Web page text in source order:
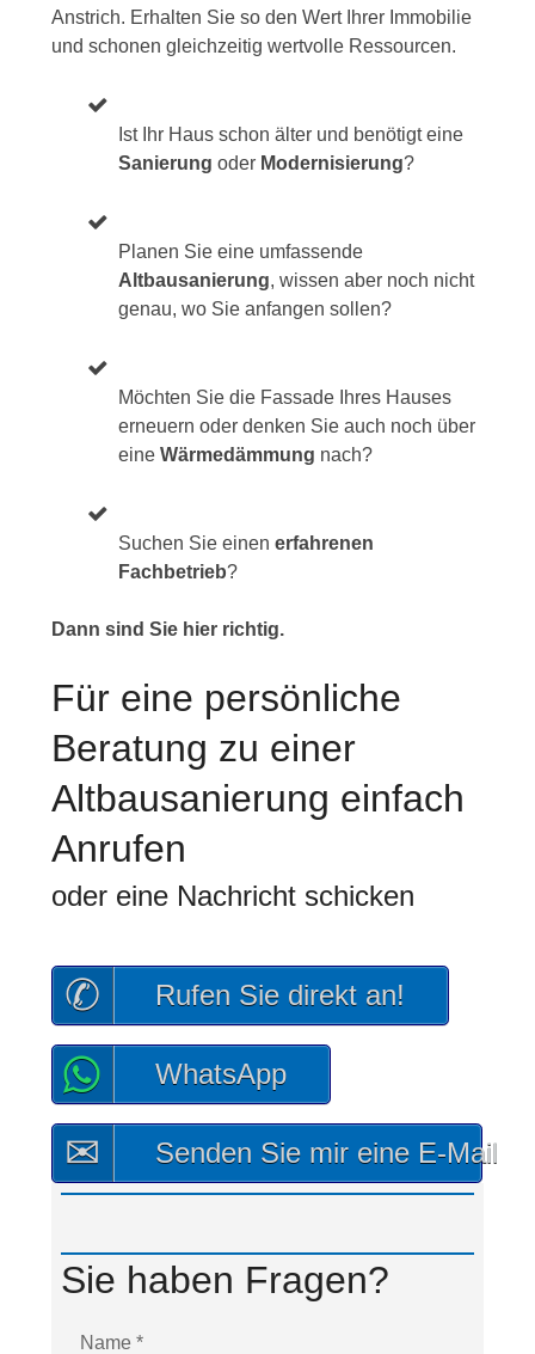
Anstrich. Erhalten Sie so den Wert Ihrer Immobilie
und schonen gleichzeitig wertvolle Ressourcen.
Ist Ihr Haus schon älter und benötigt eine
Sanierung oder Modernisierung?
Planen Sie eine umfassende
Altbausanierung, wissen aber noch nicht
genau, wo Sie anfangen sollen?
Möchten Sie die Fassade Ihres Hauses
erneuern oder denken Sie auch noch über
eineWärmedämmung nach?
Suchen Sie einenerfahrenen
Fachbetrieb?
Dann sind Sie hier richtig.
Für eine persönliche
Beratung zu einer
Altbausanierung einfach
Anrufen
oder eine Nachricht schicken
Rufen Sie direkt an!
WhatsApp
Senden Sie mir eine E-Mail
Sie haben Fragen?
Name *